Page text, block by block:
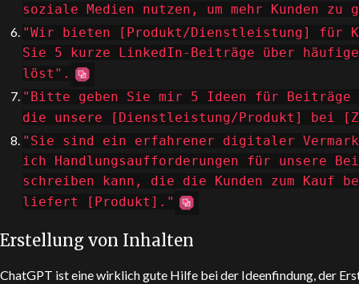
soziale Medien nutzen, um mehr Kunden zu
"Wir bieten [Produkt/Dienstleistung] für
Sie 5 kurze LinkedIn-Beiträge über
löst".
"Bitte geben Sie mir 5 Ideen für
die unsere [Dienstleistung/Produkt] bei
"Sie sind ein erfahrener digitaler
ich Handlungsaufforderungen für unsere
schreiben kann, die die Kunden zum Kauf
liefert [Produkt]."
Erstellung von Inhalten
ChatGPT ist eine wirklich gute Hilfe bei der Ideenfindung, der